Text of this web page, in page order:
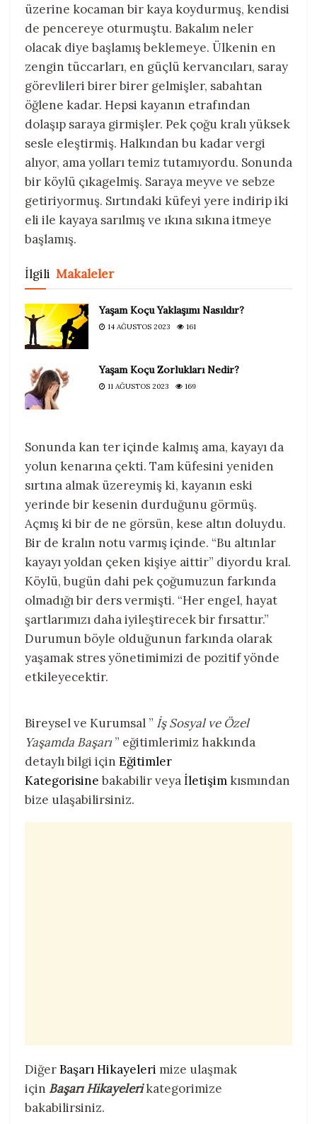
üzerine kocaman bir kaya koydurmuş, kendisi
de pencereye oturmuştu. Bakalım neler
olacak diye başlamış beklemeye. Ülkenin en
zengin tüccarları, en güçlü kervancıları, saray
görevlileri birer birer gelmişler, sabahtan
öğlene kadar. Hepsi kayanın etrafından
dolaşıp saraya girmişler. Pek çoğu kralı yüksek
sesle eleştirmiş. Halkından bu kadar vergi
alıyor, ama yolları temiz tutamıyordu. Sonunda
bir köylü çıkagelmiş. Saraya meyve ve sebze
getiriyormuş. Sırtındaki küfeyi yere indirip iki
eli ile kayaya sarılmış ve ıkına sıkına itmeye
başlamış.
İlgili Makaleler
Yaşam Koçu Yaklaşımı Nasıldır?
14 AĞUSTOS 2023 161
Yaşam Koçu Zorlukları Nedir?
11 AĞUSTOS 2023 169
Sonunda kan ter içinde kalmış ama, kayayı da
yolun kenarına çekti. Tam küfesini yeniden
sırtına almak üzereymiş ki, kayanın eski
yerinde bir kesenin durduğunu görmüş.
Açmış ki bir de ne görsün, kese altın doluydu.
Bir de kralın notu varmış içinde. “Bu altınlar
kayayı yoldan çeken kişiye aittir” diyordu kral.
Köylü, bugün dahi pek çoğumuzun farkında
olmadığı bir ders vermişti. “Her engel, hayat
şartlarımızı daha iyileştirecek bir fırsattır.”
Durumun böyle olduğunun farkında olarak
yaşamak stres yönetimimizi de pozitif yönde
etkileyecektir.
Bireysel ve Kurumsal ” İş Sosyal ve Özel
Yaşamda Başarı” eğitimlerimiz hakkında
detaylı bilgi için Eğitimler
Kategorisine bakabilir veya İletişimkısmından
bize ulaşabilirsiniz.
DiğerBaşarı Hikayeleri mize ulaşmak
için Başarı Hikayelerikategorimize
bakabilirsiniz.